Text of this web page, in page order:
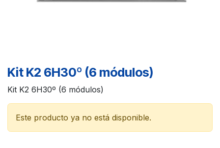
Kit K2 6H30º (6 módulos)
Kit K2 6H30º (6 módulos)
Este producto ya no está disponible.